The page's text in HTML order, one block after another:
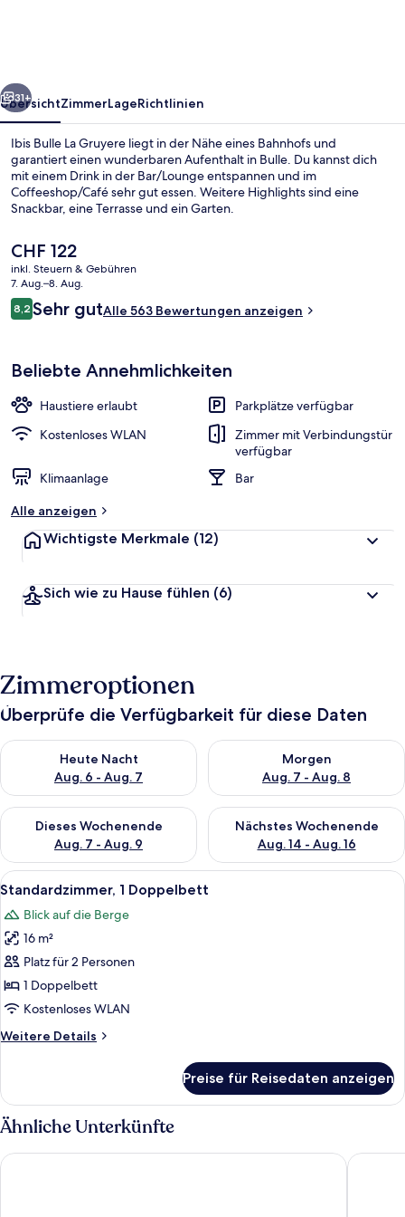
Weiter
31+
ÜbersichtZimmerLageRichtlinien
Ibis Bulle La Gruyere liegt in der Nähe eines Bahnhofs und
garantiert einen wunderbaren Aufenthalt in Bulle. Du kannst dich
mit einem Drink in der Bar/Lounge entspannen und im
Coffeeshop/Café sehr gut essen. Weitere Highlights sind eine
Snackbar, eine Terrasse und ein Garten.
Der
aktuelle
Preis
beträgt
CHF 122.
CHF 122
inkl. Steuern & Gebühren
7. Aug.–8. Aug.
Bewertungen
8,28,2 von 10.
Sehr gutAlle 563 Bewertungen anzeigen
Beliebte Annehmlichkeiten
Haustiere erlaubt
Parkplätze verfügbar
Kostenloses WLAN
Zimmer mit Verbindungstür
verfügbar
Klimaanlage
Bar
Alle anzeigen
Wichtigste Merkmale (12)
Sich wie zu Hause fühlen (6)
Zimmeroptionen
Überprüfe die Verfügbarkeit für diese Daten
Heute Nacht
Aug. 6 - Aug. 7
Überprüfe die Verfügbarkeit für heute Nacht, Aug. 6 - Aug. 7.
Morgen
Aug. 7 - Aug. 8
Überprüfe die Verfügbarkeit
Dieses Wochenende
Aug. 7 - Aug. 9
Überprüfe die Verfügbarkeit für dieses Wochenende, Aug. 7
Nächstes Wochenende
Aug. 14 - Aug. 16
Überprüfe die Verfügbarkeit
Alle
Fotos
für
Standardzimmer,
1
Doppelbett
anzeigen
Ein Hotelzimmer mit einem Bett,
4
Standardzimmer, 1 Doppelbett
Blick auf die Berge
16 m²
Platz für 2 Personen
1 Doppelbett
Kostenloses WLAN
Weitere Details
Weitere
1
Doppelbett
Preise für Reisedaten anzeigen
Ähnliche Unterkünfte
Hôtel du Cheval Blanc - City Center Hotel D